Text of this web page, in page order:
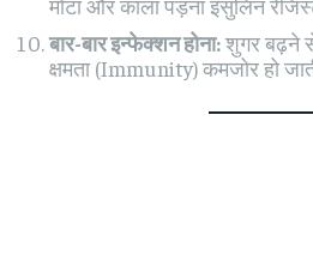
बार-बार इन्फेक्शन होना:शुगर बढ़ने
क्षमता (Immunity) कमजोर हो